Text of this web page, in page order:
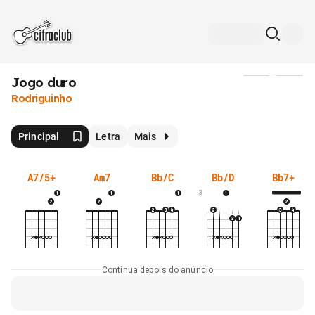
Jogo duro
Rodriguinho
Principal Letra Mais
A7/5+ Am7 Bb/C Bb/D
3
Bb7+
Continua depois do anúncio